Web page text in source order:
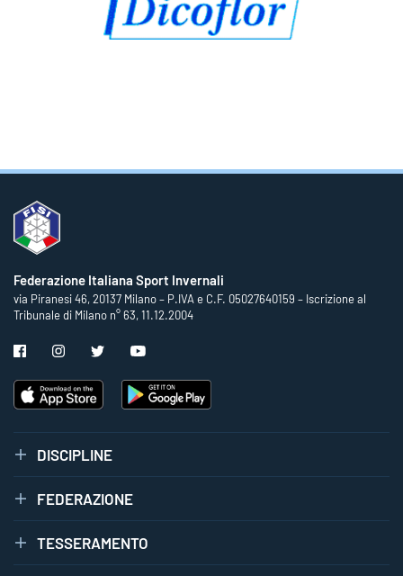
Federazione Italiana Sport Invernali
via Piranesi 46, 20137 Milano – P.IVA e C.F. 05027640159 – Iscrizione al
Tribunale di Milano n° 63, 11.12.2004
DISCIPLINE
FEDERAZIONE
TESSERAMENTO